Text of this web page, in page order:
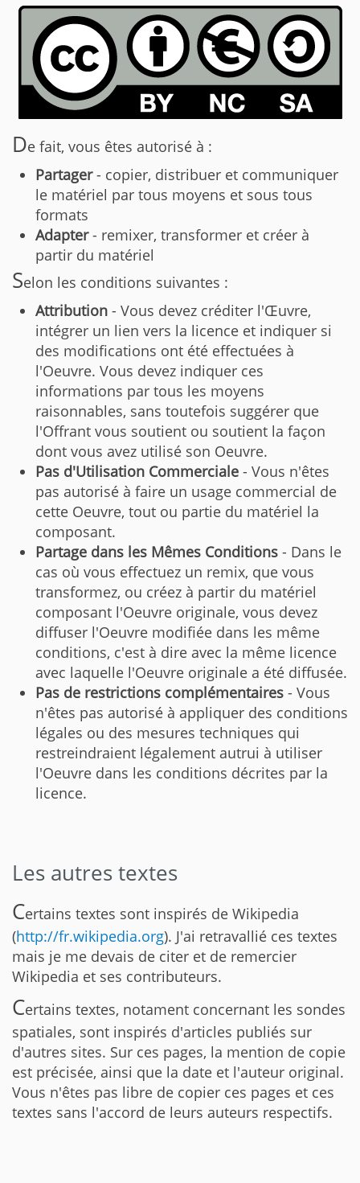
De fait, vous êtes autorisé à :
Partager- copier, distribuer et communiquer
le matériel par tous moyens et sous tous
formats
Adapter- remixer, transformer et créer à
partir du matériel
Selon les conditions suivantes :
Attribution - Vous devez créditer l'Œuvre,
intégrer un lien vers la licence et indiquer si
des modifications ont été effectuées à
l'Oeuvre. Vous devez indiquer ces
informations par tous les moyens
raisonnables, sans toutefois suggérer que
l'Offrant vous soutient ou soutient la façon
dont vous avez utilisé son Oeuvre.
Pas d'Utilisation Commerciale - Vous n'êtes
pas autorisé à faire un usage commercial de
cette Oeuvre, tout ou partie du matériel la
composant.
Partage dans les Mêmes Conditions - Dans le
cas où vous effectuez un remix, que vous
transformez, ou créez à partir du matériel
composant l'Oeuvre originale, vous devez
diffuser l'Oeuvre modifiée dans les même
conditions, c'est à dire avec la même licence
avec laquelle l'Oeuvre originale a été diffusée.
Pas de restrictions complémentaires - Vous
n'êtes pas autorisé à appliquer des conditions
légales ou des mesures techniques qui
restreindraient légalement autrui à utiliser
l'Oeuvre dans les conditions décrites par la
licence.
Les autres textes
Certains textes sont inspirés de Wikipedia
(http://fr.wikipedia.org). J'ai retravallié ces textes
mais je me devais de citer et de remercier
Wikipedia et ses contributeurs.
Certains textes, notament concernant les sondes
spatiales, sont inspirés d'articles publiés sur
d'autres sites. Sur ces pages, la mention de copie
est précisée, ainsi que la date et l'auteur original.
Vous n'êtes pas libre de copier ces pages et ces
textes sans l'accord de leurs auteurs respectifs.